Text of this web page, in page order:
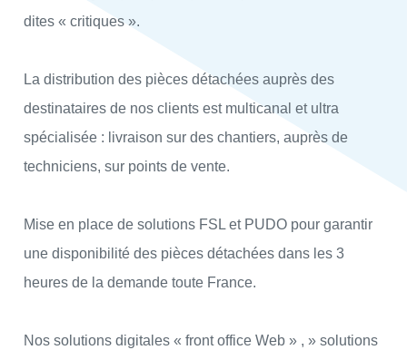
dites « critiques ».
La distribution des pièces détachées auprès des
destinataires de nos clients est multicanal et ultra
spécialisée : livraison sur des chantiers, auprès de
techniciens, sur points de vente.
Mise en place de solutions FSL et PUDO pour garantir
une disponibilité des pièces détachées dans les 3
heures de la demande toute France.
Nos solutions digitales « front office Web » , » solutions